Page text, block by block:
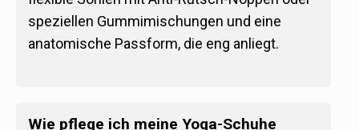
speziellen Gummimischungen und eine
anatomische Passform, die eng anliegt.
Wie pflege ich meine Yoga-Schuhe